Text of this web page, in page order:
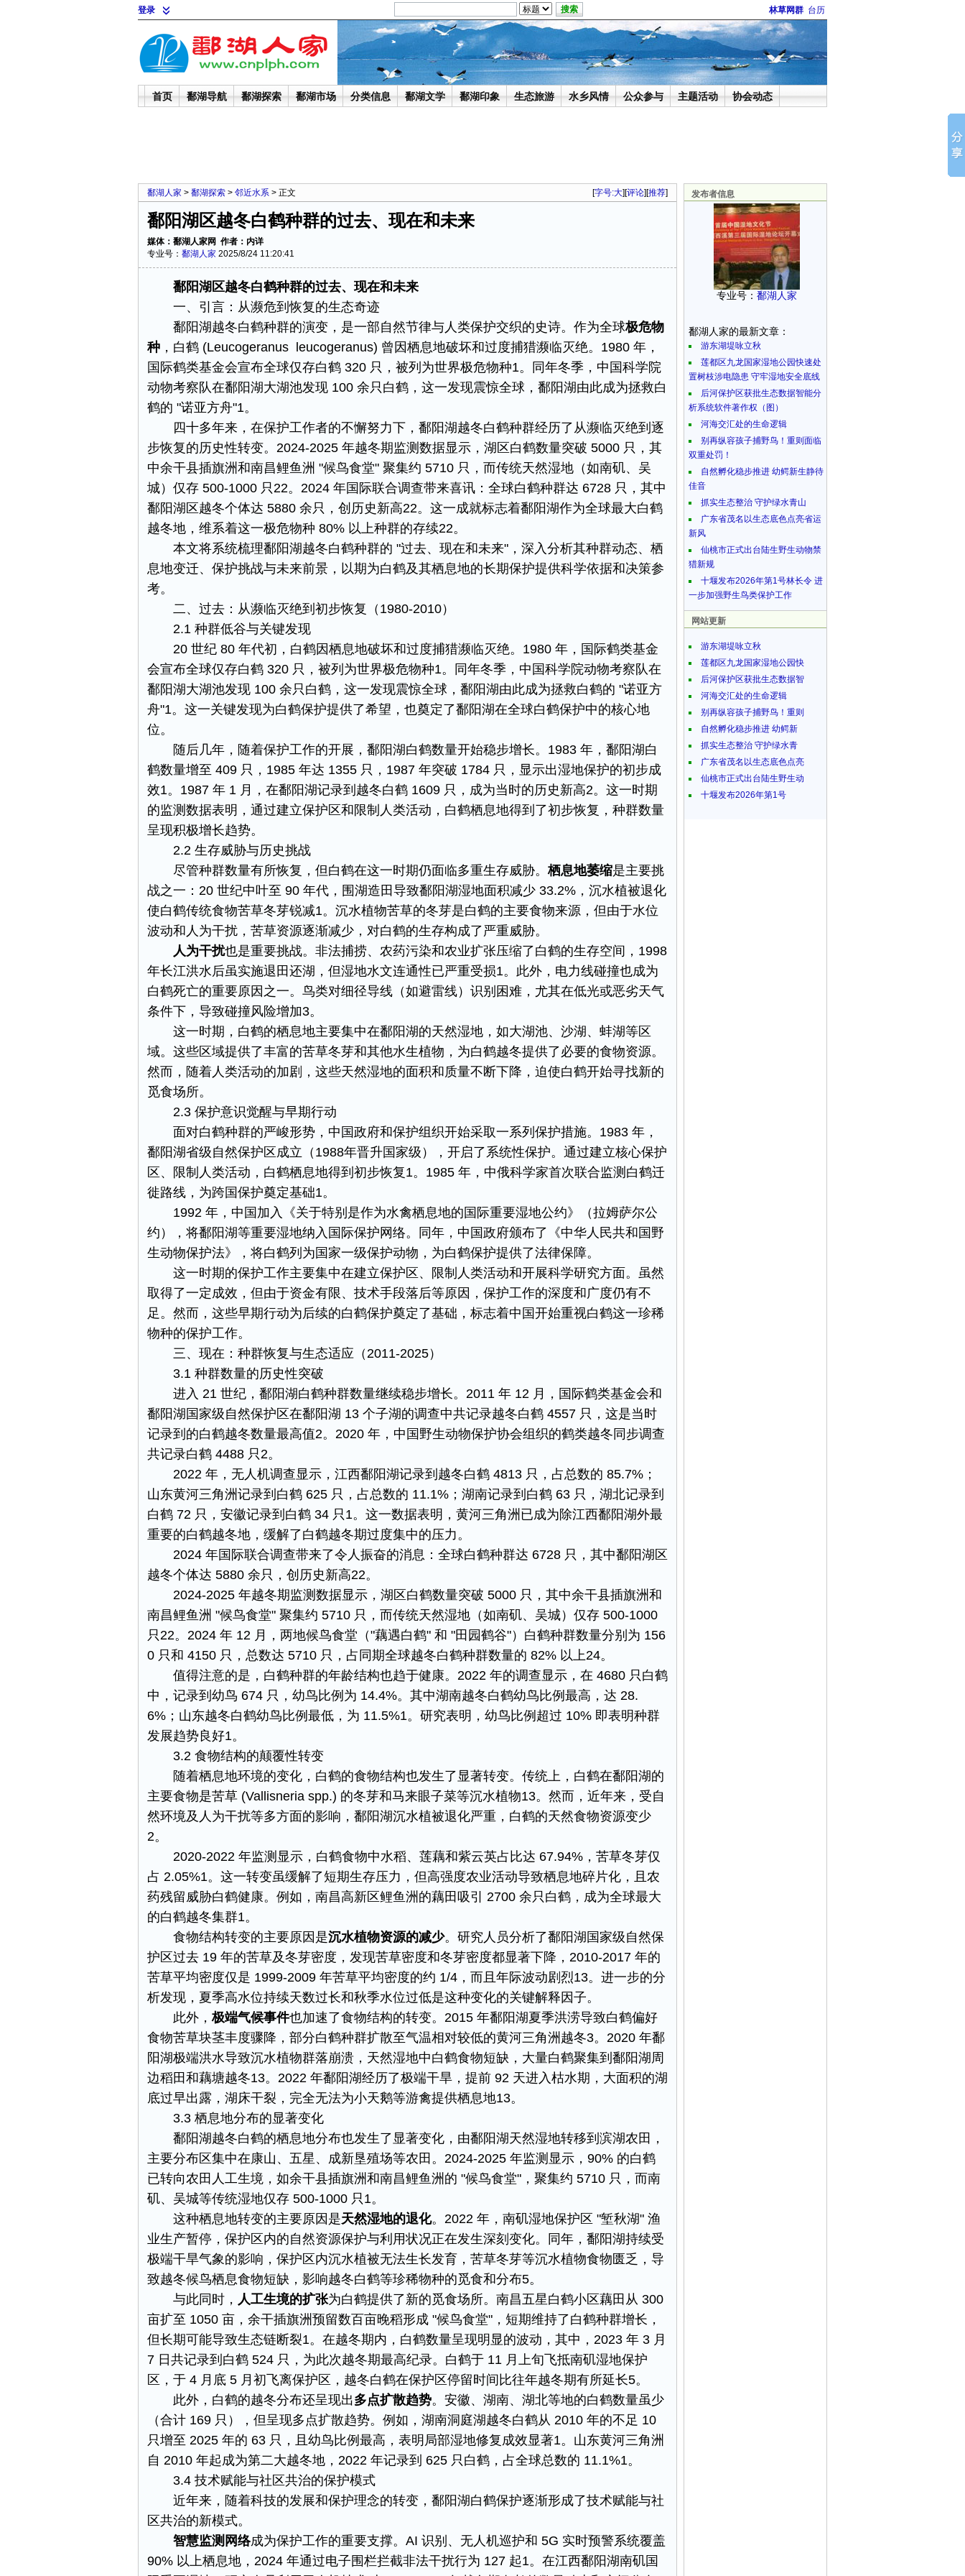
登录 林草网群 台历
首页 鄱湖导航 鄱湖探索 鄱湖市场 分类信息 鄱湖文学 鄱湖印象 生态旅游 水乡风情 公众参与 主题活动 协会动态
鄱湖人家 > 鄱湖探索 > 邻近水系 > 正文 [字号:大][评论][推荐]
鄱阳湖区越冬白鹤种群的过去、现在和未来
媒体：鄱湖人家网 作者：内详
专业号： 鄱湖人家 2025/8/24 11:20:41
鄱阳湖区越冬白鹤种群的过去、现在和未来​
一、引言：从濒危到恢复的生态奇迹​
鄱阳湖越冬白鹤种群的演变，是一部自然节律与人类保护交织的史诗。作为全球极危物
种 ，白鹤 (Leucogeranus leucogeranus) 曾因栖息地破坏和过度捕猎濒临灭绝。1980 年，
国际鹤类基金会宣布全球仅存白鹤 320 只，被列为世界极危物种1。同年冬季，中国科学院
动物考察队在鄱阳湖大湖池发现 100 余只白鹤，这一发现震惊全球，鄱阳湖由此成为拯救白
鹤的 "诺亚方舟"​1。​
四十多年来，在保护工作者的不懈努力下，鄱阳湖越冬白鹤种群经历了从濒临灭绝到逐
步恢复的历史性转变。2024-2025 年越冬期监测数据显示，湖区白鹤数量突破 5000 只，其
中余干县插旗洲和南昌鲤鱼洲 "候鸟食堂" 聚集约 5710 只，而传统天然湿地（如南矶、吴
城）仅存 500-1000 只​22。2024 年国际联合调查带来喜讯：全球白鹤种群达 6728 只，其中
鄱阳湖区越冬个体达 5880 余只，创历史新高​22。这一成就标志着鄱阳湖作为全球最大白鹤
越冬地，维系着这一极危物种 80% 以上种群的存续​22。​
本文将系统梳理鄱阳湖越冬白鹤种群的 "过去、现在和未来"，深入分析其种群动态、栖
息地变迁、保护挑战与未来前景，以期为白鹤及其栖息地的长期保护提供科学依据和决策参
考。​
二、过去：从濒临灭绝到初步恢复（1980-2010）​
2.1 种群低谷与关键发现​
20 世纪 80 年代初，白鹤因栖息地破坏和过度捕猎濒临灭绝。1980 年，国际鹤类基金
会宣布全球仅存白鹤 320 只，被列为世界极危物种​1。同年冬季，中国科学院动物考察队在
鄱阳湖大湖池发现 100 余只白鹤，这一发现震惊全球，鄱阳湖由此成为拯救白鹤的 "诺亚方
舟"​1。这一关键发现为白鹤保护提供了希望，也奠定了鄱阳湖在全球白鹤保护中的核心地
位。​
随后几年，随着保护工作的开展，鄱阳湖白鹤数量开始稳步增长。1983 年，鄱阳湖白
鹤数量增至 409 只，1985 年达 1355 只，1987 年突破 1784 只，显示出湿地保护的初步成
效​1。1987 年 1 月，在鄱阳湖记录到越冬白鹤 1609 只，成为当时的历史新高2。这一时期
的监测数据表明，通过建立保护区和限制人类活动，白鹤栖息地得到了初步恢复，种群数量
呈现积极增长趋势。​
2.2 生存威胁与历史挑战​
尽管种群数量有所恢复，但白鹤在这一时期仍面临多重生存威胁。栖息地萎缩是主要挑
战之一：20 世纪中叶至 90 年代，围湖造田导致鄱阳湖湿地面积减少 33.2%，沉水植被退化
使白鹤传统食物苦草冬芽锐减​1。沉水植物苦草的冬芽是白鹤的主要食物来源，但由于水位
波动和人为干扰，苦草资源逐渐减少，对白鹤的生存构成了严重威胁。​
人为干扰也是重要挑战。非法捕捞、农药污染和农业扩张压缩了白鹤的生存空间，1998
年长江洪水后虽实施退田还湖，但湿地水文连通性已严重受损1。此外，电力线碰撞也成为
白鹤死亡的重要原因之一。鸟类对细径导线（如避雷线）识别困难，尤其在低光或恶劣天气
条件下，导致碰撞风险增加​3。​
这一时期，白鹤的栖息地主要集中在鄱阳湖的天然湿地，如大湖池、沙湖、蚌湖等区
域。这些区域提供了丰富的苦草冬芽和其他水生植物，为白鹤越冬提供了必要的食物资源。
然而，随着人类活动的加剧，这些天然湿地的面积和质量不断下降，迫使白鹤开始寻找新的
觅食场所。​
2.3 保护意识觉醒与早期行动​
面对白鹤种群的严峻形势，中国政府和保护组织开始采取一系列保护措施。1983 年，
鄱阳湖省级自然保护区成立（1988年晋升国家级），开启了系统性保护。通过建立核心保护
区、限制人类活动，白鹤栖息地得到初步恢复1。1985 年，中俄科学家首次联合监测白鹤迁
徙路线，为跨国保护奠定基础​1。​
1992 年，中国加入《关于特别是作为水禽栖息地的国际重要湿地公约》（拉姆萨尔公
约），将鄱阳湖等重要湿地纳入国际保护网络。同年，中国政府颁布了《中华人民共和国野
生动物保护法》，将白鹤列为国家一级保护动物，为白鹤保护提供了法律保障。​
这一时期的保护工作主要集中在建立保护区、限制人类活动和开展科学研究方面。虽然
取得了一定成效，但由于资金有限、技术手段落后等原因，保护工作的深度和广度仍有不
足。然而，这些早期行动为后续的白鹤保护奠定了基础，标志着中国开始重视白鹤这一珍稀
物种的保护工作。​
三、现在：种群恢复与生态适应（2011-2025）​
3.1 种群数量的历史性突破​
进入 21 世纪，鄱阳湖白鹤种群数量继续稳步增长。2011 年 12 月，国际鹤类基金会和
鄱阳湖国家级自然保护区在鄱阳湖 13 个子湖的调查中共记录越冬白鹤 4557 只，这是当时
记录到的白鹤越冬数量最高值​2。2020 年，中国野生动物保护协会组织的鹤类越冬同步调查
共记录白鹤 4488 只​2。​
2022 年，无人机调查显示，江西鄱阳湖记录到越冬白鹤 4813 只，占总数的 85.7%；
山东黄河三角洲记录到白鹤 625 只，占总数的 11.1%；湖南记录到白鹤 63 只，湖北记录到
白鹤 72 只，安徽记录到白鹤 34 只​1。这一数据表明，黄河三角洲已成为除江西鄱阳湖外最
重要的白鹤越冬地，缓解了白鹤越冬期过度集中的压力。​
2024 年国际联合调查带来了令人振奋的消息：全球白鹤种群达 6728 只，其中鄱阳湖区
越冬个体达 5880 余只，创历史新高​22。
2024-2025 年越冬期监测数据显示，湖区白鹤数量突破 5000 只，其中余干县插旗洲和
南昌鲤鱼洲 "候鸟食堂" 聚集约 5710 只，而传统天然湿地（如南矶、吴城）仅存 500-1000
只​22。2024 年 12 月，两地候鸟食堂（"藕遇白鹤" 和 "田园鹤谷"）白鹤种群数量分别为 156
0 只和 4150 只，总数达 5710 只，占同期全球越冬白鹤种群数量的 82% 以上​24。​
值得注意的是，白鹤种群的年龄结构也趋于健康。2022 年的调查显示，在 4680 只白鹤
中，记录到幼鸟 674 只，幼鸟比例为 14.4%。其中湖南越冬白鹤幼鸟比例最高，达 28.
6%；山东越冬白鹤幼鸟比例最低，为 11.5%​1。研究表明，幼鸟比例超过 10% 即表明种群
发展趋势良好​1。​
3.2 食物结构的颠覆性转变​
随着栖息地环境的变化，白鹤的食物结构也发生了显著转变。传统上，白鹤在鄱阳湖的
主要食物是苦草 (Vallisneria spp.) 的冬芽和马来眼子菜等沉水植物​13。然而，近年来，受自
然环境及人为干扰等多方面的影响，鄱阳湖沉水植被退化严重，白鹤的天然食物资源变少​
2。​
2020-2022 年监测显示，白鹤食物中水稻、莲藕和紫云英占比达 67.94%，苦草冬芽仅
占 2.05%​1。这一转变虽缓解了短期生存压力，但高强度农业活动导致栖息地碎片化，且农
药残留威胁白鹤健康。例如，南昌高新区鲤鱼洲的藕田吸引 2700 余只白鹤，成为全球最大
的白鹤越冬集群​1。​
食物结构转变的主要原因是沉水植物资源的减少。研究人员分析了鄱阳湖国家级自然保
护区过去 19 年的苦草及冬芽密度，发现苦草密度和冬芽密度都显著下降，2010-2017 年的
苦草平均密度仅是 1999-2009 年苦草平均密度的约 1/4，而且年际波动剧烈​13。进一步的分
析发现，夏季高水位持续天数过长和秋季水位过低是这种变化的关键解释因子。​
此外，极端气候事件也加速了食物结构的转变。2015 年鄱阳湖夏季洪涝导致白鹤偏好
食物苦草块茎丰度骤降，部分白鹤种群扩散至气温相对较低的黄河三角洲越冬3。2020 年鄱
阳湖极端洪水导致沉水植物群落崩溃，天然湿地中白鹤食物短缺，大量白鹤聚集到鄱阳湖周
边稻田和藕塘越冬​13。2022 年鄱阳湖经历了极端干旱，提前 92 天进入枯水期，大面积的湖
底过早出露，湖床干裂，完全无法为小天鹅等游禽提供栖息地​13。​
3.3 栖息地分布的显著变化​
鄱阳湖越冬白鹤的栖息地分布也发生了显著变化，由鄱阳湖天然湿地转移到滨湖农田，
主要分布区集中在康山、五星、成新垦殖场等农田。2024-2025 年监测显示，90% 的白鹤
已转向农田人工生境，如余干县插旗洲和南昌鲤鱼洲的 "候鸟食堂"，聚集约 5710 只，而南
矶、吴城等传统湿地仅存 500-1000 只​1。​
这种栖息地转变的主要原因是天然湿地的退化。2022 年，南矶湿地保护区 "堑秋湖" 渔
业生产暂停，保护区内的自然资源保护与利用状况正在发生深刻变化。同年，鄱阳湖持续受
极端干旱气象的影响，保护区内沉水植被无法生长发育，苦草冬芽等沉水植物食物匮乏，导
致越冬候鸟栖息食物短缺，影响越冬白鹤等珍稀物种的觅食和分布​5。​
与此同时， 人工生境的扩张为白鹤提供了新的觅食场所。南昌五星白鹤小区藕田从 300
亩扩至 1050 亩，余干插旗洲预留数百亩晚稻形成 "候鸟食堂"，短期维持了白鹤种群增长，
但长期可能导致生态链断裂​1。在越冬期内，白鹤数量呈现明显的波动，其中，2023 年 3 月
7 日共记录到白鹤 524 只，为此次越冬期最高纪录。白鹤于 11 月上旬飞抵南矶湿地保护
区，于 4 月底 5 月初飞离保护区，越冬白鹤在保护区停留时间比往年越冬期有所延长​5。​
此外，白鹤的越冬分布还呈现出多点扩散趋势。安徽、湖南、湖北等地的白鹤数量虽少
（合计 169 只），但呈现多点扩散趋势。例如，湖南洞庭湖越冬白鹤从 2010 年的不足 10
只增至 2025 年的 63 只，且幼鸟比例最高，表明局部湿地修复成效显著1。山东黄河三角洲
自 2010 年起成为第二大越冬地，2022 年记录到 625 只白鹤，占全球总数的 11.1%​1。​
3.4 技术赋能与社区共治的保护模式​
近年来，随着科技的发展和保护理念的转变，鄱阳湖白鹤保护逐渐形成了技术赋能与社
区共治的新模式。​
智慧监测网络成为保护工作的重要支撑。AI 识别、无人机巡护和 5G 实时预警系统覆盖
90% 以上栖息地，2024 年通过电子围栏拦截非法干扰行为 127 起1。在江西鄱阳湖南矶国
发布者信息
专业号： 鄱湖人家
鄱湖人家的最新文章：
游东湖堤咏立秋
莲都区九龙国家湿地公园快速处
置树枝涉电隐患 守牢湿地安全底线
后河保护区获批生态数据智能分
析系统软件著作权（图）
河海交汇处的生命逻辑
别再纵容孩子捕野鸟！重则面临
双重处罚！
自然孵化稳步推进 幼鳄新生静待
佳音
抓实生态整治 守护绿水青山
广东省茂名以生态底色点亮省运
新风
仙桃市正式出台陆生野生动物禁
猎新规
十堰发布2026年第1号林长令 进
一步加强野生鸟类保护工作
网站更新
游东湖堤咏立秋
莲都区九龙国家湿地公园快
后河保护区获批生态数据智
河海交汇处的生命逻辑
别再纵容孩子捕野鸟！重则
自然孵化稳步推进 幼鳄新
抓实生态整治 守护绿水青
广东省茂名以生态底色点亮
仙桃市正式出台陆生野生动
十堰发布2026年第1号